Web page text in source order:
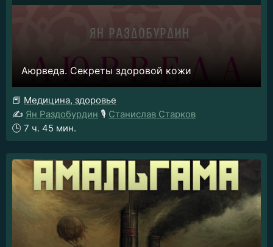
Аюрведа. Секреты здоровой кожи
📕 Медицина, здоровье
✍️ Ян Раздобурдин 🎙️ Станислав Старков
🕒 7 ч. 45 мин.